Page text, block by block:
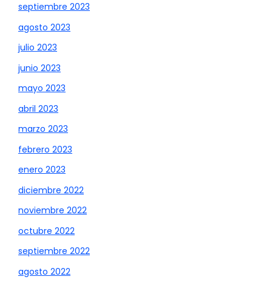
septiembre 2023
agosto 2023
julio 2023
junio 2023
mayo 2023
abril 2023
marzo 2023
febrero 2023
enero 2023
diciembre 2022
noviembre 2022
octubre 2022
septiembre 2022
agosto 2022